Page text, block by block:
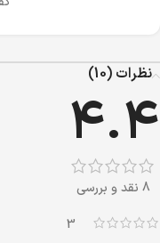
نظرات (10)
4.4
8 نقد و بررسی
3